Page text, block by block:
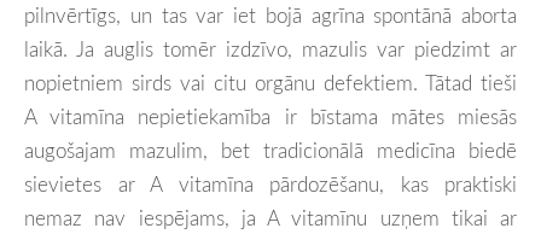
pilnvērtīgs, un tas var iet bojā agrīna spontānā aborta
laikā. Ja auglis tomēr izdzīvo, mazulis var piedzimt ar
nopietniem sirds vai citu orgānu defektiem. Tātad tieši
A vitamīna nepietiekamība ir bīstama mātes miesās
augošajam mazulim, bet tradicionālā medicīna biedē
sievietes ar A vitamīna pārdozēšanu, kas praktiski
nemaz nav iespējams, ja A vitamīnu uzņem tikai ar